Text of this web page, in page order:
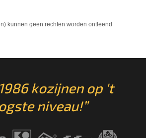
kunnen geen rechten worden ontleend
kozijnen op 't
niveau!”